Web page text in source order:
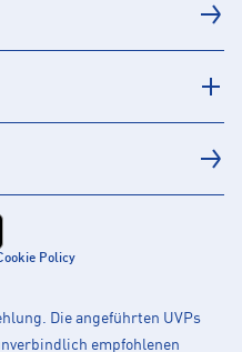
Policy
Die angeführten UVPs
empfohlenen